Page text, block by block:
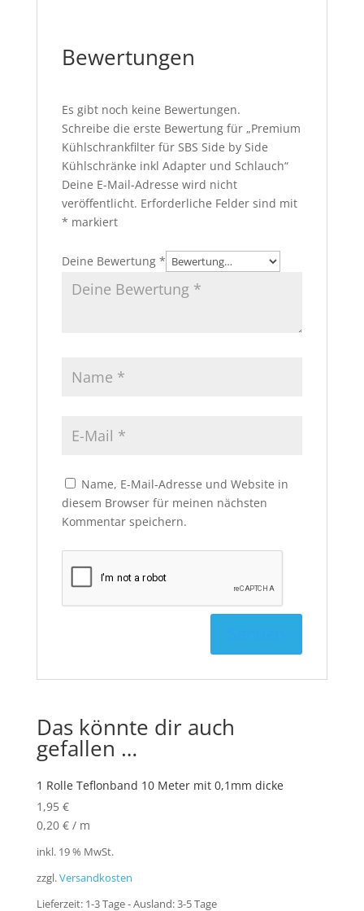
Bewertungen
Es gibt noch keine Bewertungen.
Schreibe die erste Bewertung für „Premium
Kühlschrankfilter für SBS Side by Side
Kühlschränke inkl Adapter und Schlauch“
Deine E-Mail-Adresse wird nicht
veröffentlicht. Erforderliche Felder sind mit
* markiert
Deine Bewertung *
Name, E-Mail-Adresse und Website in
diesem Browser für meinen nächsten
Kommentar speichern.
Das könnte dir auch
gefallen …
1 Rolle Teflonband 10 Meter mit 0,1mm dicke
1,95 €
0,20 €/ m
inkl. 19 % MwSt.
zzgl.Versandkosten
Lieferzeit: 1-3 Tage - Ausland: 3-5 Tage